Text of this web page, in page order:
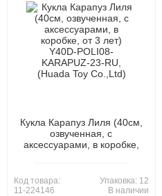
Кукла Карапуз Лиля (40см,
озвученная, с
аксессуарами, в коробке,
Toy Co.,Ltd)
Код товара:
11-224146
Упаковка: 12
В наличии